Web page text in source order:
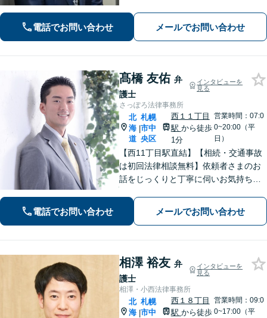
す。離婚や労働、相続など幅広い分野
に対応しておりますので、ぜひご相談
電話でお問い合わせ メールでお問い合わせ
髙橋 友佑 弁
護士
インタビューを
見る
さっぽろ法律事務所
北
海
道
|
札幌
市中
央区
西１１丁目
駅 から徒歩
1分
営業時間：07:0
0~20:00（平
日）
【西11丁目駅直結】【相続・交通事故
は初回法律相談無料】依頼者さまのお
話をじっくりと丁寧に伺いお気持ちに
えていきます。弁護士に相談するだけ
でも解決の道筋が見えて気持ちが楽に
電話でお問い合わせ メールでお問い合わせ
相澤 裕友 弁
護士
インタビューを
見る
相澤・小西法律事務所
北
海 |
札幌
市中
西１８丁目
駅 から徒歩
営業時間：09:0
0~17:00（平